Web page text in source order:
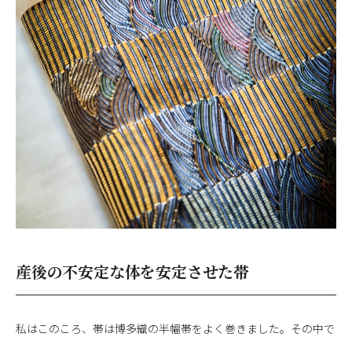
産後の不安定な体を安定させた帯
私はこのころ、帯は博多織の半幅帯をよく巻きました。その中で